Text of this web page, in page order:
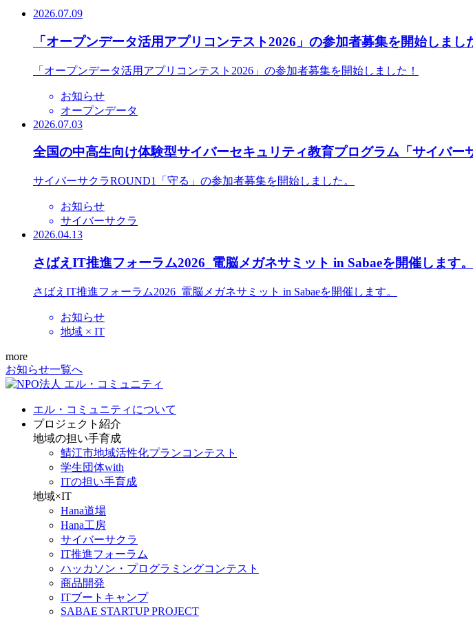
2026.07.09
「オープンデータ活用アプリコンテスト2026」の参加者募集を開始しまし
「オープンデータ活用アプリコンテスト2026」の参加者募集を開始しました！
お知らせ
オープンデータ
2026.07.03
全国の中高生向け体験型サイバーセキュリティ教育プログラム「サイバー
サイバーサクラROUND1「守る」の参加者募集を開始しました。
お知らせ
サイバーサクラ
2026.04.13
さばえIT推進フォーラム2026_電脳メガネサミット in Sabaeを開催します。
さばえIT推進フォーラム2026_電脳メガネサミット in Sabaeを開催します。
お知らせ
地域 × IT
more
お知らせ一覧へ
エル・コミュニティについて
プロジェクト紹介
地域の担い手育成
鯖江市地域活性化プランコンテスト
学生団体with
ITの担い手育成
地域×IT
Hana道場
Hana工房
サイバーサクラ
IT推進フォーラム
ハッカソン・プログラミングコンテスト
商品開発
ITブートキャンプ
SABAE STARTUP PROJECT